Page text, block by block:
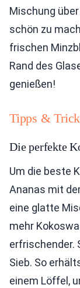
Mischung
schön zu
frischen
Rand des
genießen!
Tipps &
Die perfekte
Um die beste
Ananas mit
eine glatte
mehr
erfrischender.
Sieb. So
einem Löffel,